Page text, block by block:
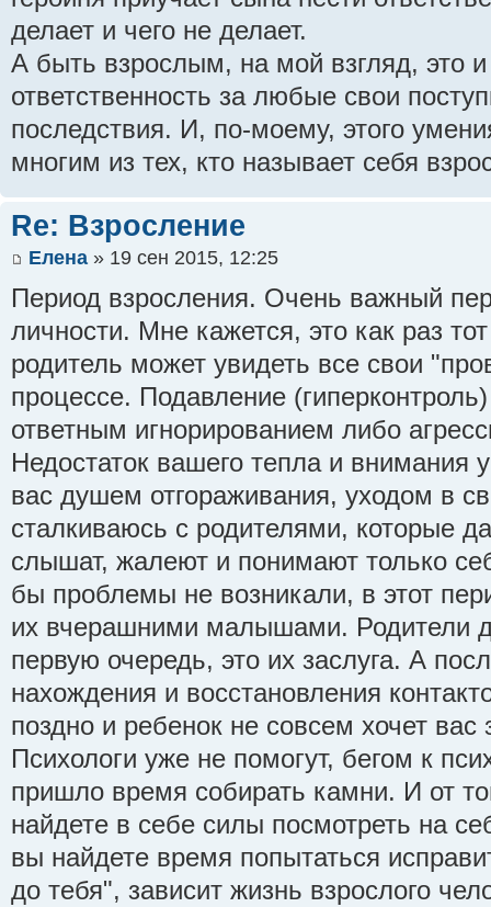
делает и чего не делает.
А быть взрослым, на мой взгляд, это и
ответственность за любые свои
последствия. И, по-моему, этого
многим из тех, кто называет себя
Re: Взросление
Елена » 19 сен 2015, 12:25
Период взросления. Очень важный
личности. Мне кажется, это как раз
родитель может увидеть все свои
процессе. Подавление
ответным игнорированием либо
Недостаток вашего тепла и внимания
вас душем отгораживания, уходом в
сталкиваюсь с родителями, которые
слышат, жалеют и понимают только
бы проблемы не возникали, в этот
их вчерашними малышами. Родители
первую очередь, это их заслуга. А
нахождения и восстановления
поздно и ребенок не совсем хочет
Психологи уже не помогут, бегом к
пришло время собирать камни. И от
найдете в себе силы посмотреть на
вы найдете время попытаться
до тебя", зависит жизнь взрослого